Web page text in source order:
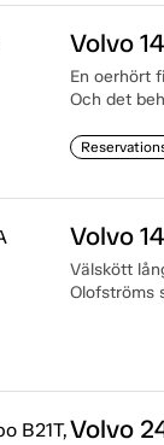
Volvo
En oerhört
Och det
Volvo
Välskött
Olofströms
Volvo